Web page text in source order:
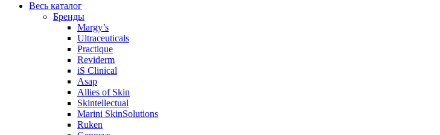
Весь каталог
Бренды
Margy’s
Ultraceuticals
Practique
Reviderm
iS Clinical
Asap
Allies of Skin
Skintellectual
Marini SkinSolutions
Ruken